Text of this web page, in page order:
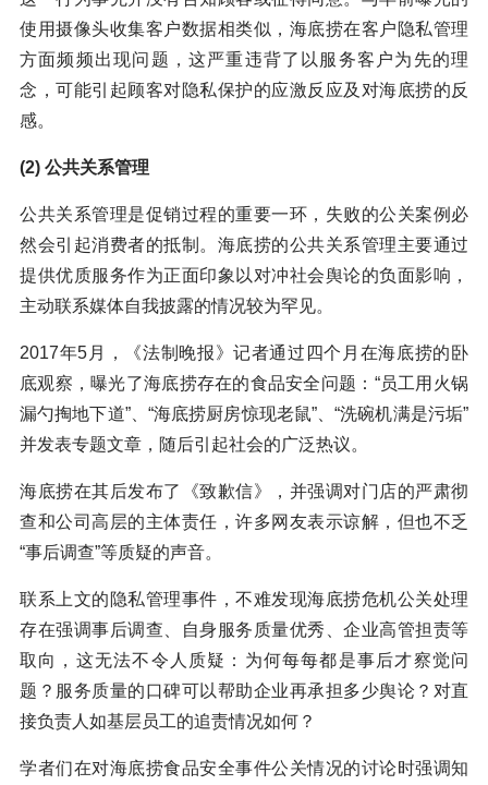
使用摄像头收集客户数据相类似，海底捞在客户隐私管理
方面频频出现问题，这严重违背了以服务客户为先的理
念，可能引起顾客对隐私保护的应激反应及对海底捞的反
感。
(2) 公共关系管理
公共关系管理是促销过程的重要一环，失败的公关案例必
然会引起消费者的抵制。海底捞的公共关系管理主要通过
提供优质服务作为正面印象以对冲社会舆论的负面影响，
主动联系媒体自我披露的情况较为罕见。
2017年5月，《法制晚报》记者通过四个月在海底捞的卧
底观察，曝光了海底捞存在的食品安全问题：“员工用火锅
漏勺掏地下道”、“海底捞厨房惊现老鼠”、“洗碗机满是污垢”
并发表专题文章，随后引起社会的广泛热议。
海底捞在其后发布了《致歉信》，并强调对门店的严肃彻
查和公司高层的主体责任，许多网友表示谅解，但也不乏
“事后调查”等质疑的声音。
联系上文的隐私管理事件，不难发现海底捞危机公关处理
存在强调事后调查、自身服务质量优秀、企业高管担责等
取向，这无法不令人质疑：为何每每都是事后才察觉问
题？服务质量的口碑可以帮助企业再承担多少舆论？对直
接负责人如基层员工的追责情况如何？
学者们在对海底捞食品安全事件公关情况的讨论时强调知